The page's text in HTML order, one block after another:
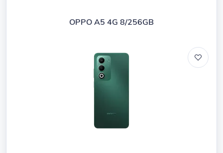
OPPO A5 4G 8/256GB